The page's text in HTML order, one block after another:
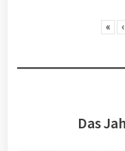
« ‹
Das